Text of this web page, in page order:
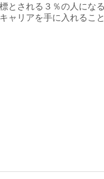
とされる３％の人にな
ャリアを手に入れるこ